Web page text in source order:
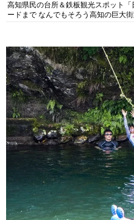
高知県民の台所＆鉄板観光スポット
ードまで なんでもそろう高知の巨大